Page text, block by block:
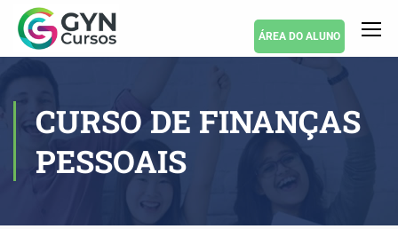
ÁREA DO ALUNO
CURSO DE FINANÇAS
PESSOAIS